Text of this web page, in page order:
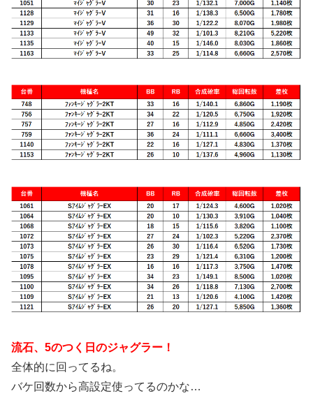
流石、5のつく日のジャグラー！
全体的に回ってるね。
バケ回数から高設定使ってるのかな…